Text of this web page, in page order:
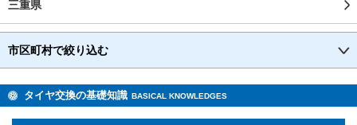
三重県
市区町村で絞り込む
タイヤ交換の基礎知識 BASICAL KNOWLEDGES